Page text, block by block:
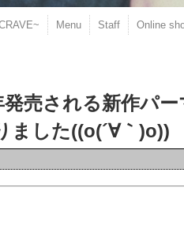
Menu Staff Online
売される新作パ
ました((o(´∀｀)o))